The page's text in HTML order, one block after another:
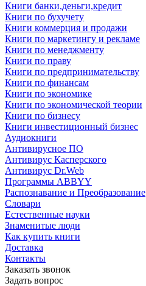
Книги банки,деньги,кредит
Книги по бухучету
Книги коммерция и продажи
Книги по маркетингу и рекламе
Книги по менеджменту
Книги по праву
Книги по предпринимательству
Книги по финансам
Книги по экономике
Книги по экономической теории
Книги по бизнесу
Книги инвестиционный бизнес
Аудиокниги
Антивирусное ПО
Антивирус Касперского
Антивирус Dr.Web
Программы ABBYY
Распознавание и Преобразование
Словари
Естественные науки
Знаменитые люди
Как купить книги
Доставка
Контакты
Заказать звонок
Задать вопрос